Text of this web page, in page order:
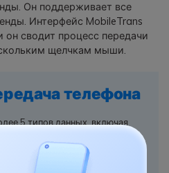
Он поддерживает все
Интерфейс MobileTrans
он сводит процесс передачи
щелчкам мыши.
телефона
5 типов данных, включая
компьютера на